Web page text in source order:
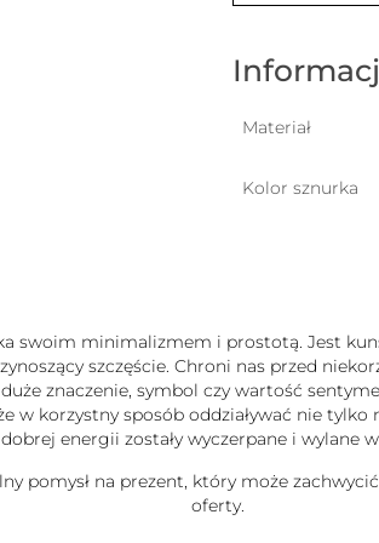
damska
na
PUDELEK
Materiał
Kolor sznurka
swoim minimalizmem i prostotą. Jest
szczęście. Chroni nas przed
znaczenie, symbol czy wartość
korzystny sposób oddziaływać nie tylko
energii zostały wyczerpane i wylane
pomysł na prezent, który może
oferty.